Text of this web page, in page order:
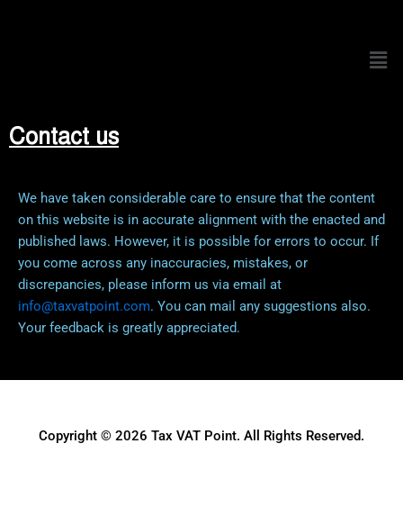
Contact us
We have taken considerable care to ensure that the content
on this website is in accurate alignment with the enacted and
published laws. However, it is possible for errors to occur. If
you come across any inaccuracies, mistakes, or
discrepancies, please inform us via email at
info@taxvatpoint.com. You can mail any suggestions also.
Your feedback is greatly appreciated.
Copyright © 2026 Tax VAT Point. All Rights Reserved.